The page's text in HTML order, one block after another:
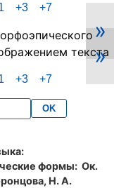
+3 +7
»
»
+3 +7
OK
формы: Ок.
Н. А.